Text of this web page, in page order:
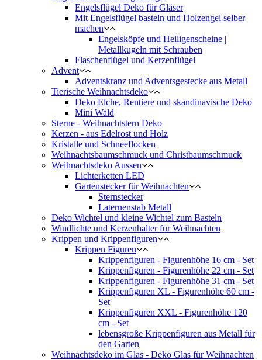
Engelsflügel Deko für Gläser
Mit Engelsflügel basteln und Holzengel selber
machen
Engelsköpfe und Heiligenscheine |
Metallkugeln mit Schrauben
Flaschenflügel und Kerzenflügel
Advent
Adventskranz und Adventsgestecke aus Metall
Tierische Weihnachtsdeko
Deko Elche, Rentiere und skandinavische Deko
Mini Wald
Sterne - Weihnachtstern Deko
Kerzen - aus Edelrost und Holz
Kristalle und Schneeflocken
Weihnachtsbaumschmuck und Christbaumschmuck
Weihnachtsdeko Aussen
Lichterketten LED
Gartenstecker für Weihnachten
Sternstecker
Laternenstab Metall
Deko Wichtel und kleine Wichtel zum Basteln
Windlichte und Kerzenhalter für Weihnachten
Krippen und Krippenfiguren
Krippen Figuren
Krippenfiguren - Figurenhöhe 16 cm - Set
Krippenfiguren - Figurenhöhe 22 cm - Set
Krippenfiguren - Figurenhöhe 31 cm - Set
Krippenfiguren XL - Figurenhöhe 60 cm -
Set
Krippenfiguren XXL - Figurenhöhe 120
cm - Set
lebensgroße Krippenfiguren aus Metall für
den Garten
Weihnachtsdeko im Glas - Deko Glas für Weihnachten